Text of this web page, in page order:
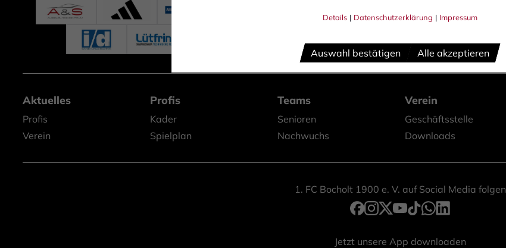
Details | Datenschutzerklärung | Impressum
Auswahl bestätigen Alle akzeptieren
Aktuelles
Profis
Verein
Profis
Kader
Spielplan
Teams
Senioren
Nachwuchs
Verein
Geschäftsstelle
Downloads
1. FC Bocholt 1900 e. V. auf Social Media folgen
Jetzt unsere App downloaden